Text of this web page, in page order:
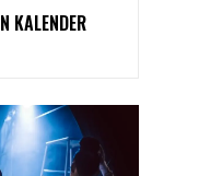
KALENDER